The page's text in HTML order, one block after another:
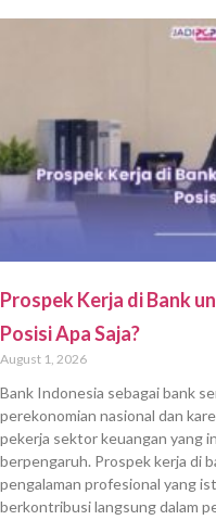
Prospek Kerja di Bank
Posisi Apa Saja?
August 1, 2026
Bank Indonesia sebagai bank
perekonomian nasional dan
pekerja sektor keuangan yang
berpengaruh. Prospek kerja di
pengalaman profesional yang
berkontribusi langsung dalam